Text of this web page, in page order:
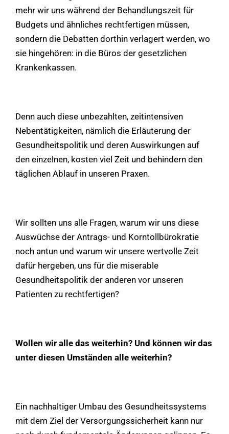
mehr wir uns während der Behandlungszeit für
Budgets und ähnliches rechtfertigen müssen,
sondern die Debatten dorthin verlagert werden, wo
sie hingehören: in die Büros der gesetzlichen
Krankenkassen.
Denn auch diese unbezahlten, zeitintensiven
Nebentätigkeiten, nämlich die Erläuterung der
Gesundheitspolitik und deren Auswirkungen auf
den einzelnen, kosten viel Zeit und behindern den
täglichen Ablauf in unseren Praxen.
Wir sollten uns alle Fragen, warum wir uns diese
Auswüchse der Antrags- und Korntollbürokratie
noch antun und warum wir unsere wertvolle Zeit
dafür hergeben, uns für die miserable
Gesundheitspolitik der anderen vor unseren
Patienten zu rechtfertigen?
Wollen wir alle das weiterhin? Und können wir das
unter diesen Umständen alle weiterhin?
Ein nachhaltiger Umbau des Gesundheitssystems
mit dem Ziel der Versorgungssicherheit kann nur